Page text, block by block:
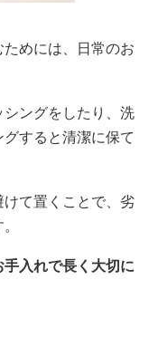
めには、日常のお
ングをしたり、洗
すると清潔に保て
て置くことで、劣
入れで長く大切に